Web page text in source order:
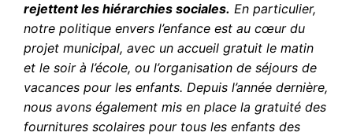
rejettent les hiérarchies sociales. En particulier,
notre politique envers l’enfance est au cœur du
projet municipal, avec un accueil gratuit le matin
et le soir à l’école, ou l’organisation de séjours de
vacances pour les enfants. Depuis l’année dernière,
nous avons également mis en place la gratuité des
fournitures scolaires pour tous les enfants des